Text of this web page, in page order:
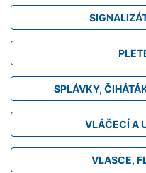
SPLÁVKY,
VLÁČECÍ A
VLASCE,